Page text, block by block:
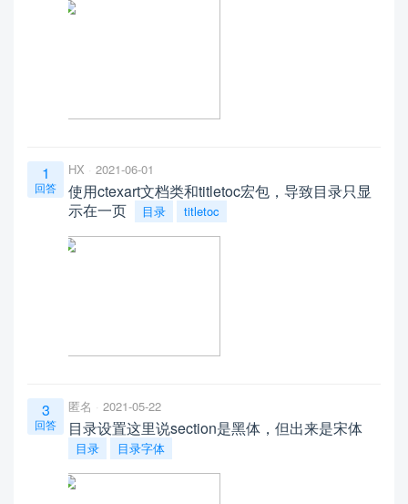
1
回答
HX 2021-06-01
使用ctexart文档类和titletoc宏包，导致目录只显
示在一页
目录 titletoc
3
回答
匿名 2021-05-22
目录设置这里说section是黑体，但出来是宋体
目录 目录字体